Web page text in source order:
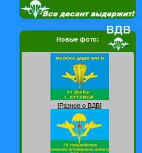
Новые фото:
[Разное о ВДВ]